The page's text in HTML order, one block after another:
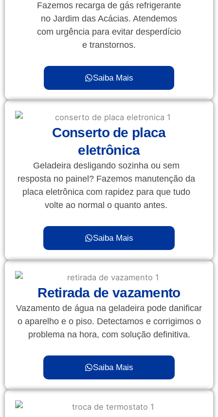
Fazemos recarga de gás refrigerante
no Jardim das Acácias. Atendemos
com urgência para evitar desperdício
e transtornos.
Saiba Mais
Conserto de placa
eletrônica
Geladeira desligando sozinha ou sem
resposta no painel? Fazemos manutenção da
placa eletrônica com rapidez para que tudo
volte ao normal o quanto antes.
Saiba Mais
Retirada de vazamento
Vazamento de água na geladeira pode danificar
o aparelho e o piso. Detectamos e corrigimos o
problema na hora, com solução definitiva.
Saiba Mais